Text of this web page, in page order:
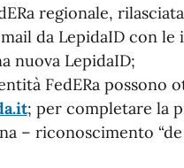
regionale,
da LepidaID con le
nuova LepidaID;
FedERa possono
; per completare la
– riconoscimento